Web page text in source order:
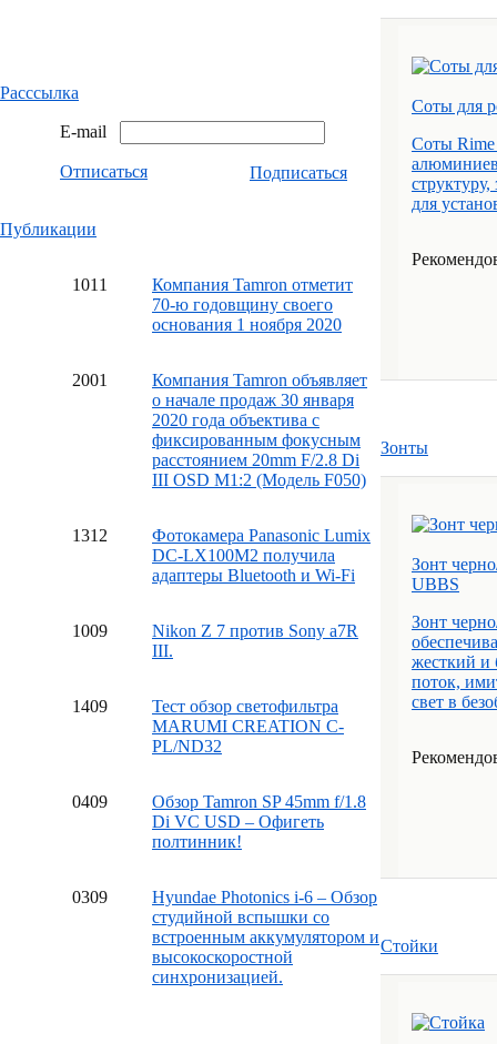
Расссылка
E-mail
Отписаться Подписаться
Публикации
1011
Компания Tamron отметит
70-ю годовщину своего
основания 1 ноября 2020
2001
Компания Tamron объявляет
о начале продаж 30 января
2020 года объектива с
фиксированным фокусным
расстоянием 20mm F/2.8 Di
III OSD M1:2 (Модель F050)
1312
Фотокамера Panasonic Lumix
DC-LX100M2 получила
адаптеры Bluetooth и Wi-Fi
1009
Nikon Z 7 против Sony a7R
III.
1409
Тест обзор светофильтра
MARUMI CREATION C-
PL/ND32
0409
Обзор Tamron SP 45mm f/1.8
Di VC USD – Офигеть
полтинник!
0309
Hyundae Photonics i-6 – Обзор
студийной вспышки со
встроенным аккумулятором и
высокоскоростной
синхронизацией.
Соты для
Соты Rime
для
Зонты
Зонт
UBBS
Зонт
жесткий и
поток,
свет в
Стойки